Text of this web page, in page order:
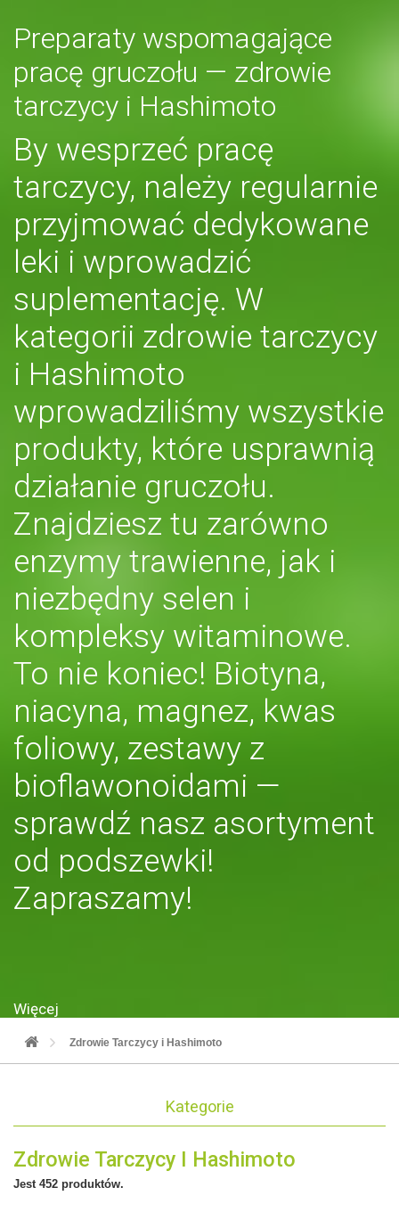
Preparaty wspomagające
pracę gruczołu — zdrowie
tarczycy i Hashimoto
By wesprzeć pracę
tarczycy, należy regularnie
przyjmować dedykowane
leki i wprowadzić
suplementację. W
kategorii zdrowie tarczycy
i Hashimoto
wprowadziliśmy wszystkie
produkty, które usprawnią
działanie gruczołu.
Znajdziesz tu zarówno
enzymy trawienne, jak i
niezbędny selen i
kompleksy witaminowe.
To nie koniec! Biotyna,
niacyna, magnez, kwas
foliowy, zestawy z
bioflawonoidami —
sprawdź nasz asortyment
od podszewki!
Zapraszamy!
Więcej
Zdrowie Tarczycy i Hashimoto
Kategorie
Zdrowie Tarczycy I Hashimoto
Jest 452 produktów.